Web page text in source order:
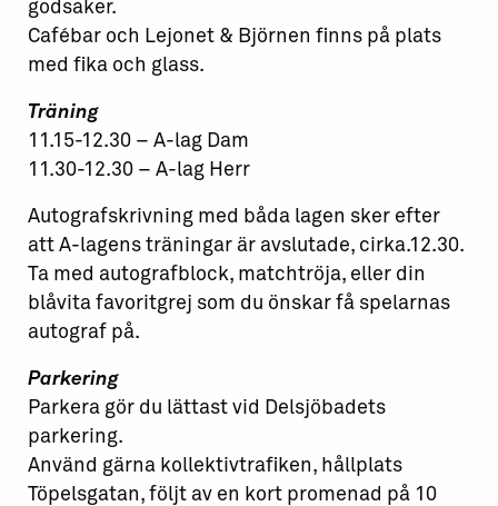
godsaker.
Cafébar och Lejonet & Björnen finns på plats
med fika och glass.
Träning
11.15-12.30 – A-lag Dam
11.30-12.30 – A-lag Herr
Autografskrivning med båda lagen sker efter
att A-lagens träningar är avslutade, cirka.12.30.
Ta med autografblock, matchtröja, eller din
blåvita favoritgrej som du önskar få spelarnas
autograf på.
Parkering
Parkera gör du lättast vid Delsjöbadets
parkering.
Använd gärna kollektivtrafiken, hållplats
Töpelsgatan, följt av en kort promenad på 10